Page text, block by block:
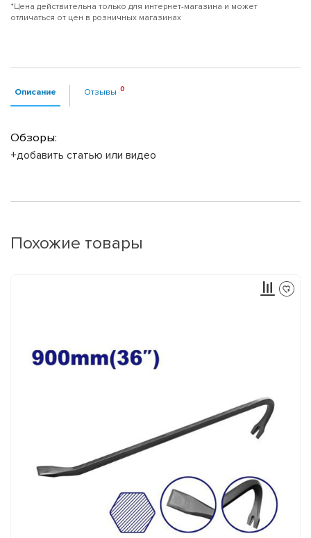
*Цена действительна только для интернет-магазина и может
отличаться от цен в розничных магазинах
Описание Отзывы
Обзоры:
+добавить статью или видео
Похожие товары